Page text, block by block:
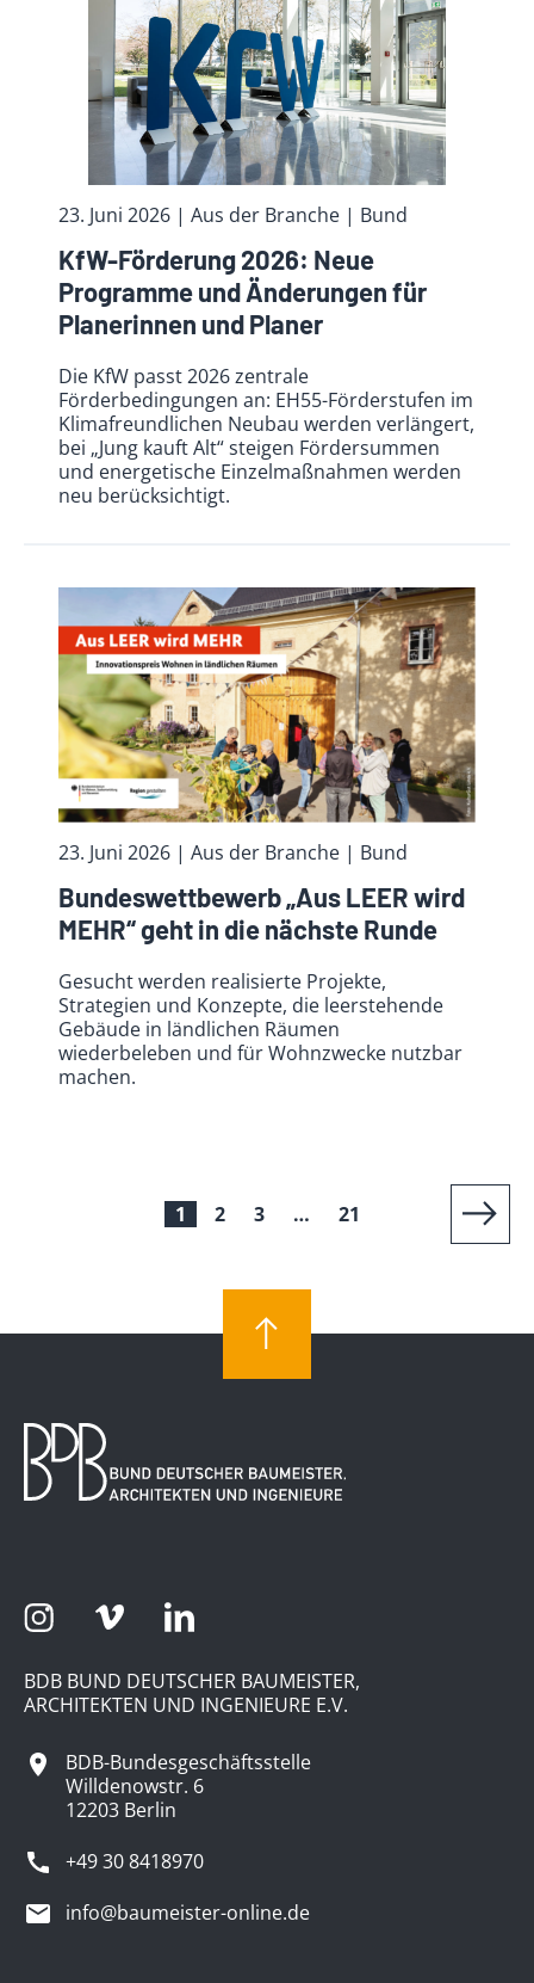
23. Juni 2026 | Aus der Branche | Bund
KfW-Förderung 2026: Neue
Programme und Änderungen für
Planerinnen und Planer
Die KfW passt 2026 zentrale
Förderbedingungen an: EH55-Förderstufen im
Klimafreundlichen Neubau werden verlängert,
bei „Jung kauft Alt“ steigen Fördersummen
und energetische Einzelmaßnahmen werden
neu berücksichtigt.
23. Juni 2026 | Aus der Branche | Bund
Bundeswettbewerb „Aus LEER wird
MEHR“ geht in die nächste Runde
Gesucht werden realisierte Projekte,
Strategien und Konzepte, die leerstehende
Gebäude in ländlichen Räumen
wiederbeleben und für Wohnzwecke nutzbar
machen.
1 2 3 … 21
BDB BUND DEUTSCHER BAUMEISTER,
ARCHITEKTEN UND INGENIEURE E.V.
BDB-Bundesgeschäftsstelle
Willdenowstr. 6
12203 Berlin
+49 30 8418970
info@baumeister-online.de